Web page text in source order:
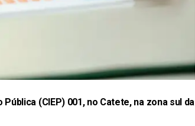
(CIEP) 001, no Catete, na zona sul da